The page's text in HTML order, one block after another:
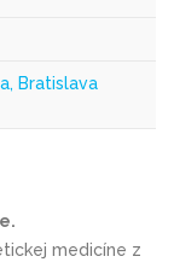
Bratislava
medicíne z